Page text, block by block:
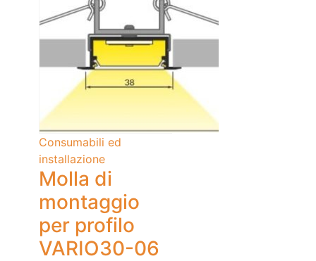
Consumabili ed
installazione
Molla di
montaggio
per profilo
VARIO30-06